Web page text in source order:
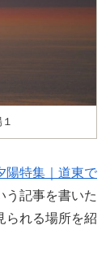
陽特集｜道東で
う記事を書いた
られる場所を紹